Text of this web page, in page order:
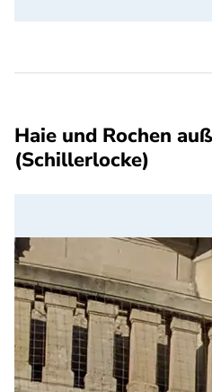
Haie und Rochen
(Schillerlocke)